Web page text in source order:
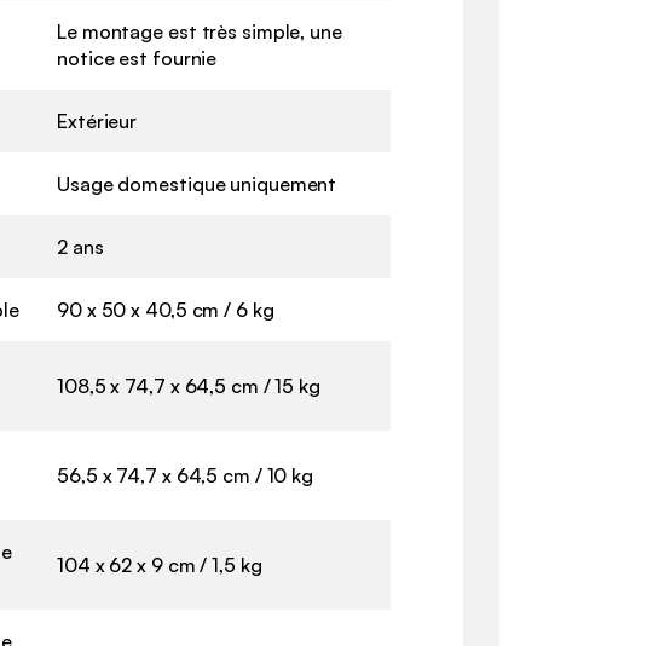
Le montage est très simple, une
notice est fournie
Extérieur
Usage domestique uniquement
2 ans
90 x 50 x 40,5 cm / 6 kg
108,5 x 74,7 x 64,5 cm / 15 kg
56,5 x 74,7 x 64,5 cm / 10 kg
104 x 62 x 9 cm / 1,5 kg